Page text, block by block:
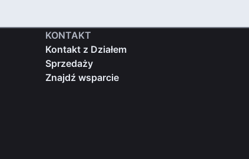
KONTAKT
Kontakt z Działem
Sprzedaży
Znajdź wsparcie